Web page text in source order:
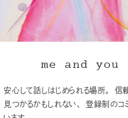
me and you
安心して話しはじめられる場所。 信
見つかるかもしれない、 登録制のコ